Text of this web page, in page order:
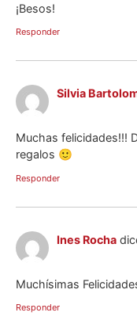
¡Besos!
Responder
Silvia
Muchas felicidades!!!
regalos 🙂
Responder
Ines Rocha
Muchísimas
Responder